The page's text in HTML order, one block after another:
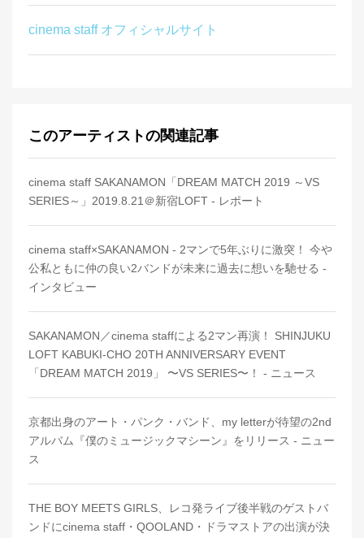
cinema staff オフィシャルサイト
このアーティストの関連記事
cinema staff SAKANAMON「DREAM MATCH 2019 ～VS
SERIES～」2019.8.21＠新宿LOFT - レポート
cinema staff×SAKANAMON - 2マンで5年ぶりに激突！ 今や
公私ともに仲の良い2バンドが未来に過去に想いを馳せる -
インタビュー
SAKANAMON／cinema staffによる2マン再演！ SHINJUKU
LOFT KABUKI-CHO 20TH ANNIVERSARY EVENT
「DREAM MATCH 2019」 〜VS SERIES〜！ - ニュース
京都出身のアート・パンク・バンド、my letterが待望の2nd
アルバム『僕のミュージックマシーン』をリリース - ニュー
ス
THE BOY MEETS GIRLS、レコ発ライブ後半戦のゲストバ
ンドにcinema staff・QOOLAND・ドラマストアの出演が決